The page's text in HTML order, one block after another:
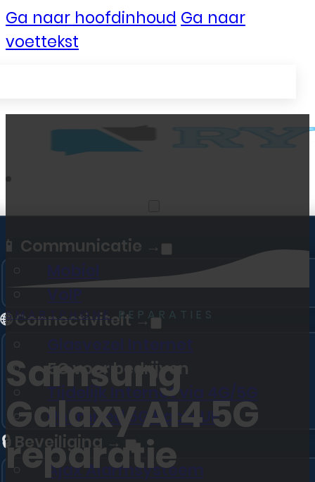
Ga naar hoofdinhoud Ga naar
voettekst
📱 Communicatie →
Mobiel
VoIP
🌐 Connectiviteit →
Glasvezel Internet
5G voor bedrijven
Tijdelijk Internet via 4G/5G
Unlimited 5G Back-UP
🔒 Beveiliging →
Ajax Alarmsysteem
SMARTPHONEREPARATIES
Samsung
Galaxy A14 5G
reparatie